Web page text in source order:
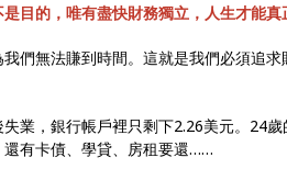
目的，唯有盡快財務獨立，人生才能真
們無法賺到時間。這就是我們必須追
業，銀行帳戶裡只剩下2.26美元。24
還有卡債、學貸、房租要還……